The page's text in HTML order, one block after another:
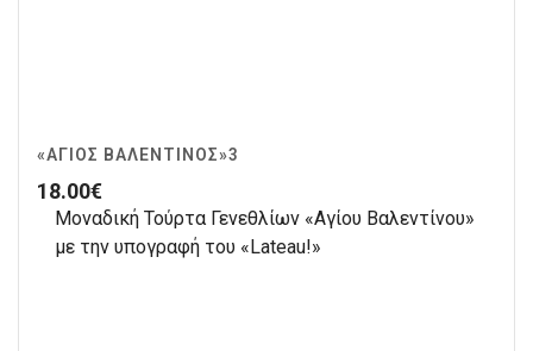
«ΆΓΙΟΣ ΒΑΛΕΝΤΊΝΟΣ»3
18.00€
Μοναδική Τούρτα Γενεθλίων «Αγίου Βαλεντίνου»
με την υπογραφή του «Lateau!»